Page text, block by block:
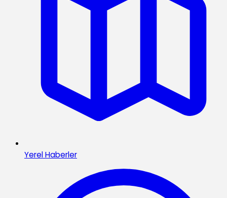
Yerel Haberler